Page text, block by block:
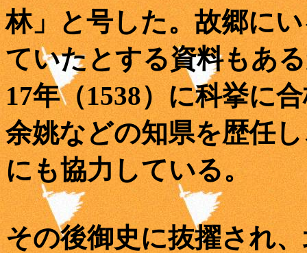
林」と号した。故郷に
ていたとする資料もあ
17年（1538）に科挙に
余姚などの知県を歴任
にも協力している。
その後御史に抜擢され